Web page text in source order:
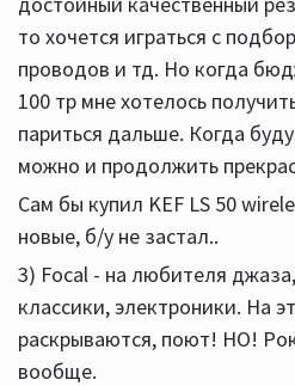
то хочется играться с
проводов и тд. Но когда
100 тр мне хотелось
париться дальше. Когда
можно и продолжить
Сам бы купил KEF LS 50
новые, б/у не застал..
3) Focal - на любителя
классики, электроники. На
раскрываются, поют! НО!
вообще.